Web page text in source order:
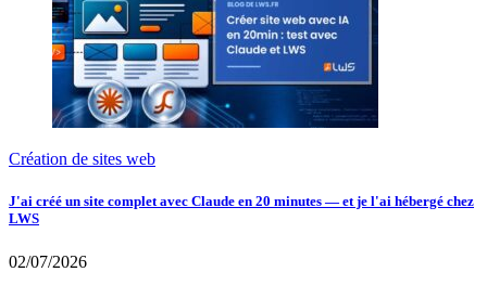
Création de sites web
J'ai créé un site complet avec Claude en 20 minutes — et je l'ai hébergé chez
LWS
02/07/2026